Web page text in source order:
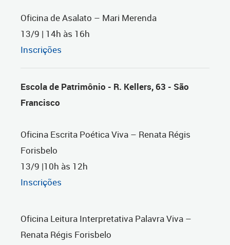
Oficina de Asalato – Mari Merenda
13/9 | 14h às 16h
Inscrições
Escola de Patrimônio - R. Kellers, 63 - São
Francisco
Oficina Escrita Poética Viva – Renata Régis
Forisbelo
13/9 |10h às 12h
Inscrições
Oficina Leitura Interpretativa Palavra Viva –
Renata Régis Forisbelo